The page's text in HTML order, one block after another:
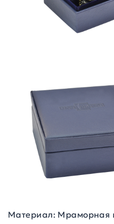
Материал: Мраморная